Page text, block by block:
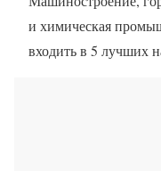
и химическая
входить в 5 лучших